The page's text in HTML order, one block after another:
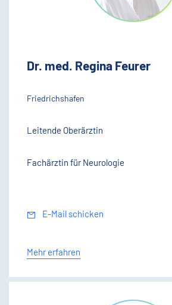
Dr. med. Regina Feurer
Friedrichshafen
Leitende Oberärztin
Fachärztin für Neurologie
E-Mail schicken
Mehr erfahren